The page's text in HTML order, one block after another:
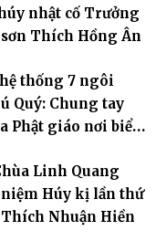
nhật cố Trưởng
Thích Hồng Ân
thống 7 ngôi
Quý: Chung tay
Phật giáo nơi biển
Linh Quang
Húy kị lần thứ
Nhuận Hiền